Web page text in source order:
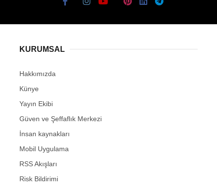
KURUMSAL
Hakkımızda
Künye
Yayın Ekibi
Güven ve Şeffaflık Merkezi
İnsan kaynakları
Mobil Uygulama
RSS Akışları
Risk Bildirimi